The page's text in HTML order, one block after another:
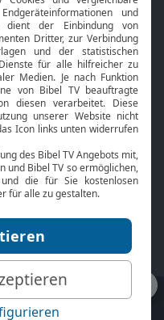
Smart TV
HbbTV
Bibelthek Online-Bibel
Nächster Gottesdienst
Kontakt
TV-Empfang
Datenschutz
Fakten Bibel TV App